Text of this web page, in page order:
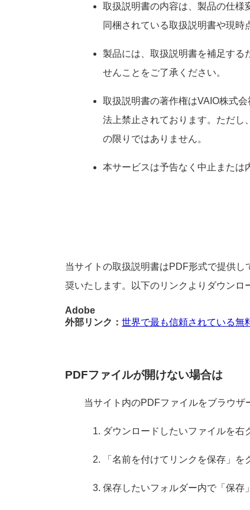
取扱説明書の内容は、製品の仕様
同梱されている取扱説明書や現時
製品には、取扱説明書を補足する
せんことをご了承ください。
取扱説明書の著作権はVAIO株式
法上禁止されております。ただし
の限りではありません。
本サービスは予告なく中止または
当サイトの取扱説明書はPDF形式で提供
奨いたします。以下のリンクよりダウンロ
Adobe
外部リンク： 世界で最も信頼されている無
PDFファイルが開けない場合は
当サイト内のPDFファイルをブラウザ
ダウンロードしたいファイルを右
「名前を付けてリンクを保存」を
保存したいフォルダー内で「保存